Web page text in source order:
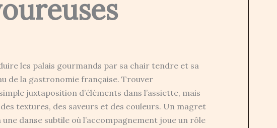
les palais gourmands par sa chair tendre et sa
de la gastronomie française. Trouver
juxtaposition d’éléments dans l’assiette, mais
textures, des saveurs et des couleurs. Un magret
danse subtile où l’accompagnement joue un rôle